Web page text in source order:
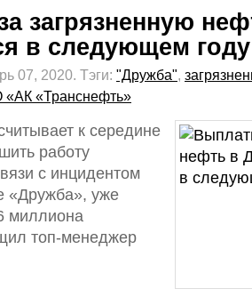
загрязненную
в следующем году
07, 2020. Тэги: "Дружба",
«Транснефть»
к середине
работу
с инцидентом
«Дружба», уже
миллиона
топ-менеджер